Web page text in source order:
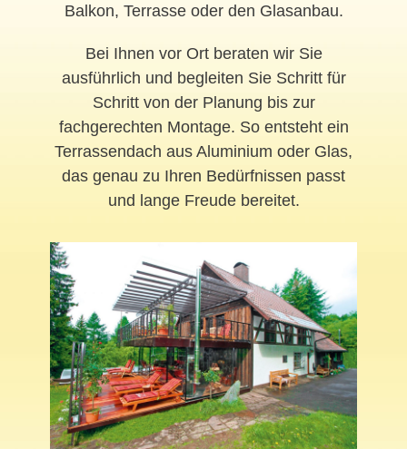
Balkon, Terrasse oder den Glasanbau.
Bei Ihnen vor Ort beraten wir Sie
ausführlich und begleiten Sie Schritt für
Schritt von der Planung bis zur
fachgerechten Montage. So entsteht ein
Terrassendach aus Aluminium oder Glas,
das genau zu Ihren Bedürfnissen passt
und lange Freude bereitet.